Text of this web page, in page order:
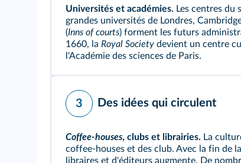
Universités et académies. Les centres du
grandes universités de Londres,
(Inns of courts) forment les futurs
1660, la Royal Society devient un centre
l'Académie des sciences de Paris.
3 Des idées qui circulent
Coffee-houses, clubs et librairies. La
coffee-houses et des club. Avec la fin de
libraires et d'éditeurs augmente. De